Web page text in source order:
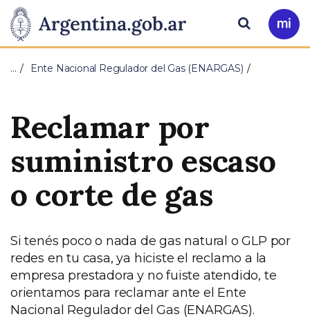
Presidencia
de
Nación
Pasar al contenido principal
Ir
a
Buscar
… Ente Nacional Regulador del Gas (ENARGAS)
Reclamar por
suministro escaso
o corte de gas
Si tenés poco o nada de gas natural o GLP por
redes en tu casa, ya hiciste el reclamo a la
empresa prestadora y no fuiste atendido, te
orientamos para reclamar ante el Ente
Nacional Regulador del Gas (ENARGAS).